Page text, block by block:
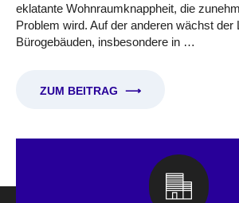
eklatante Wohnraumknappheit, die
Problem wird. Auf der anderen wächst der
Bürogebäuden, insbesondere in …
ZUM BEITRAG ⟶